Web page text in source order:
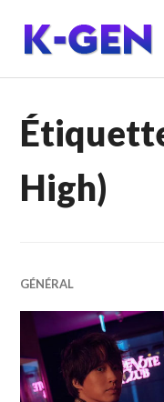
contenu
principal
K-GEN
High)
GÉNÉRAL